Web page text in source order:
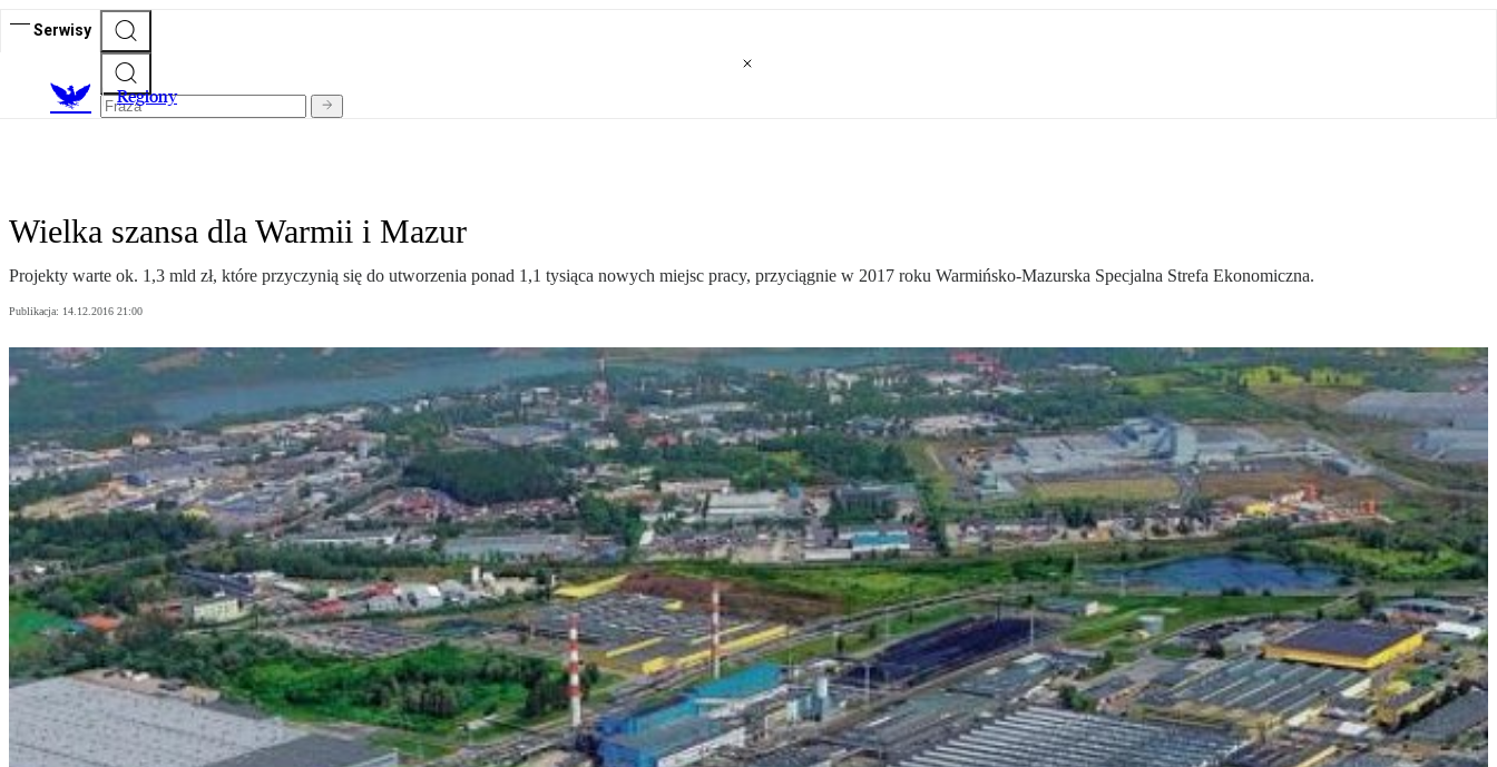
Serwisy
Regiony
Wielka szansa dla Warmii i Mazur
Projekty warte ok. 1,3 mld zł, które przyczynią się do utworzenia ponad 1,1 tysiąca nowych miejsc pracy, przyciągnie w 2017 roku Warmińsko-Mazurska Specjalna Strefa Ekonomiczna.
Publikacja: 14.12.2016 21:00